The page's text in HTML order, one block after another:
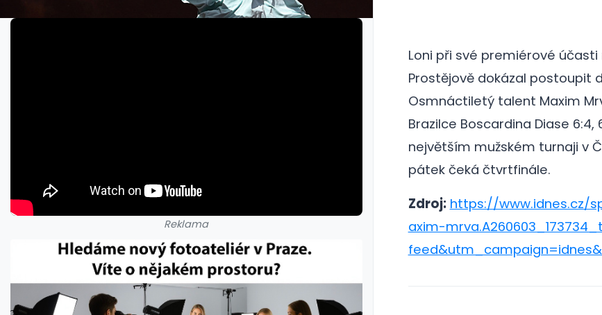
Reklama
Loni při své premiérové
Prostějově dokázal postoupit
Osmnáctiletý talent Maxim
Brazilce Boscardina Diase 6:4,
největším mužském turnaji v
pátek čeká čtvrtfinále.
Zdroj: https://www.idnes.cz/
axim-